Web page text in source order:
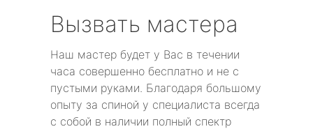
Вызвать мастера
Наш мастер будет у Вас в течении
часа совершенно бесплатно и не с
пустыми руками. Благодаря большому
опыту за спиной у специалиста всегда
с собой в наличии полный спектр